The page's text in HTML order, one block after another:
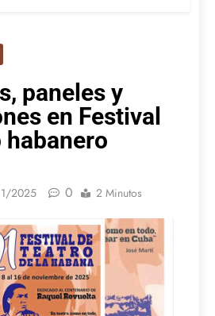
paneles y
en Festival
habanero
2025 0 2 Minutos